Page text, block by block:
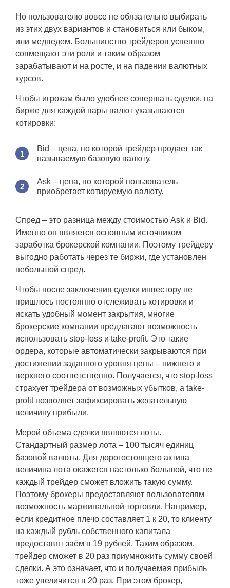
Но пользователю вовсе не обязательно выбирать
из этих двух вариантов и становиться или быком,
или медведем. Большинство трейдеров успешно
совмещают эти роли и таким образом
зарабатывают и на росте, и на падении валютных
курсов.
Чтобы игрокам было удобнее совершать сделки, на
бирже для каждой пары валют указываются
котировки:
Bid – цена, по которой трейдер продает так
называемую базовую валюту.
Ask – цена, по которой пользователь
приобретает котируемую валюту.
Спред – это разница между стоимостью Ask и Bid.
Именно он является основным источником
заработка брокерской компании. Поэтому трейдеру
выгодно работать через те биржи, где установлен
небольшой спред.
Чтобы после заключения сделки инвестору не
пришлось постоянно отслеживать котировки и
искать удобный момент закрытия, многие
брокерские компании предлагают возможность
использовать stop-loss и take-profit. Это такие
ордера, которые автоматически закрываются при
достижении заданного уровня цены – нижнего и
верхнего соответственно. Получается, что stop-loss
страхует трейдера от возможных убытков, а take-
profit позволяет зафиксировать желательную
величину прибыли.
Мерой объема сделки являются лоты.
Стандартный размер лота – 100 тысяч единиц
базовой валюты. Для дорогостоящего актива
величина лота окажется настолько большой, что не
каждый трейдер сможет вложить такую сумму.
Поэтому брокеры предоставляют пользователям
возможность маржинальной торговли. Например,
если кредитное плечо составляет 1 к 20, то клиенту
на каждый рубль собственного капитала
предоставят заём в 19 рублей. Таким образом,
трейдер сможет в 20 раз приумножить сумму своей
сделки. А это означает, что и получаемая прибыль
тоже увеличится в 20 раз. При этом брокер,